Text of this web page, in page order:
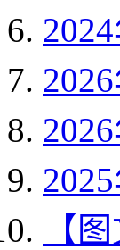
【